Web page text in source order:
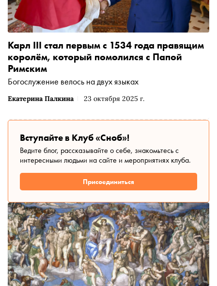
Екатерина Палкина 23 октября 2025 г.
Карл III стал первым с 1534 года правящим
королём, который помолился с Папой
Римским
Богослужение велось на двух языках
Вступайте в Клуб «Сноб»!
Ведите блог, рассказывайте о себе, знакомьтесь с
интересными людьми на сайте и мероприятиях клуба.
Присоединиться